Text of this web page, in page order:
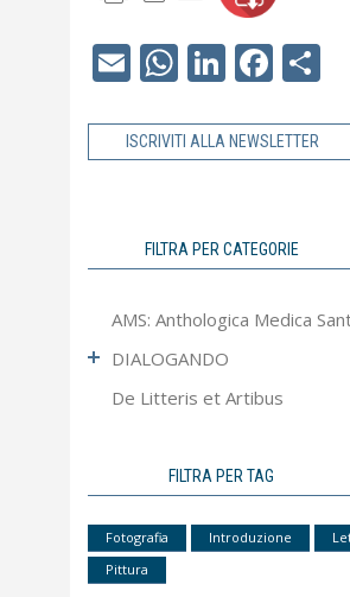
EmailWhatsApp
ISCRIVITI ALLA NEWSLETTER
FILTRA PER CATEGORIE
AMS: Anthologica Medica
DIALOGANDO
Ultimo Numero
Apocrifa
Contributi
De Litteris et Artibus
FILTRA PER TAG
Fotografia Introduzione
Pittura